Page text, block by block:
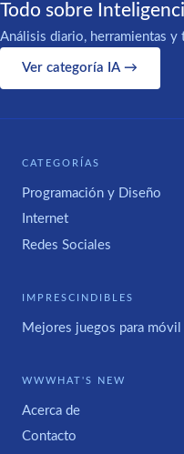
Todo sobre
Análisis diario, herramientas
Ver categoría IA →
CATEGORÍAS
Programación y Diseño
Internet
Redes Sociales
IMPRESCINDIBLES
Mejores juegos para
WWWHAT'S NEW
Acerca de
Contacto